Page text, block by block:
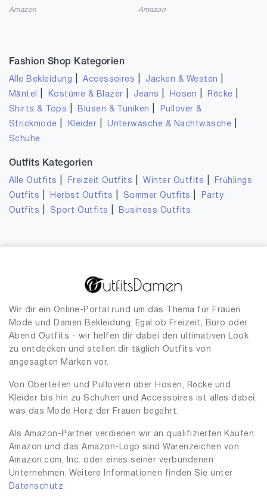
Amazon Amazon
Fashion Shop Kategorien
Alle Bekleidung |Accessoires Jacken & Westen
Mäntel Kostüme & Blazer Jeans Hosen Röcke
Shirts & Tops Blusen & Tuniken
Pullover &
Strickmode
Kleider |Unterwäsche & Nachtwäsche
Schuhe
Outfits Kategorien
Alle Outfits Freizeit Outfits |Winter Outfits
Frühlings
Outfits
Herbst Outfits Sommer Outfits
Party
Outfits
Sport Outfits Business Outfits
Wir dir ein Online-Portal rund um das Thema für Frauen
Mode und Damen Bekleidung. Egal ob Freizeit, Büro oder
Abend Outfits - wir helfen dir dabei den ultimativen Look
zu entdecken und stellen dir täglich Outfits von
angesagten Marken vor.
Von Oberteilen und Pullovern über Hosen, Röcke und
Kleider bis hin zu Schuhen und Accessoires ist alles dabei,
was das Mode Herz der Frauen begehrt.
Als Amazon-Partner verdienen wir an qualifizierten Käufen.
Amazon und das Amazon-Logo sind Warenzeichen von
Amazon.com, Inc. oder eines seiner verbundenen
Unternehmen. Weitere Informationen finden Sie unter
Datenschutz